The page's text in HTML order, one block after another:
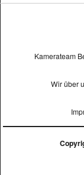
Kamerateam
Wir über